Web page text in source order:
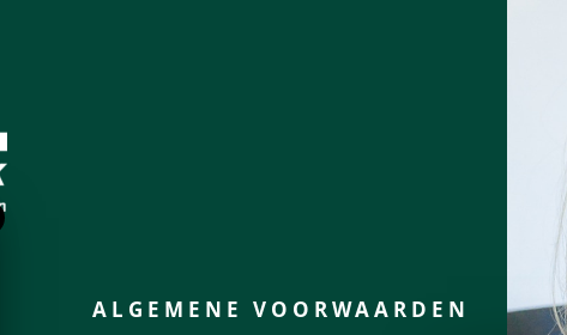
ALGEMENE VOORWAARDEN